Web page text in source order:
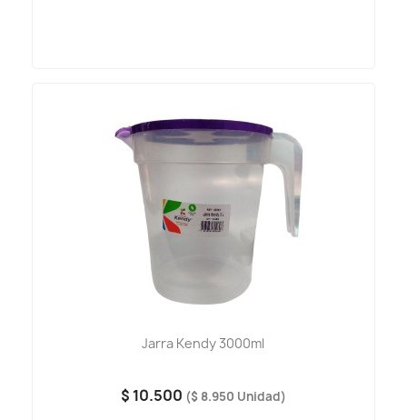
Jarra Kendy 3000ml
$ 10.500 ($ 8.950 Unidad)